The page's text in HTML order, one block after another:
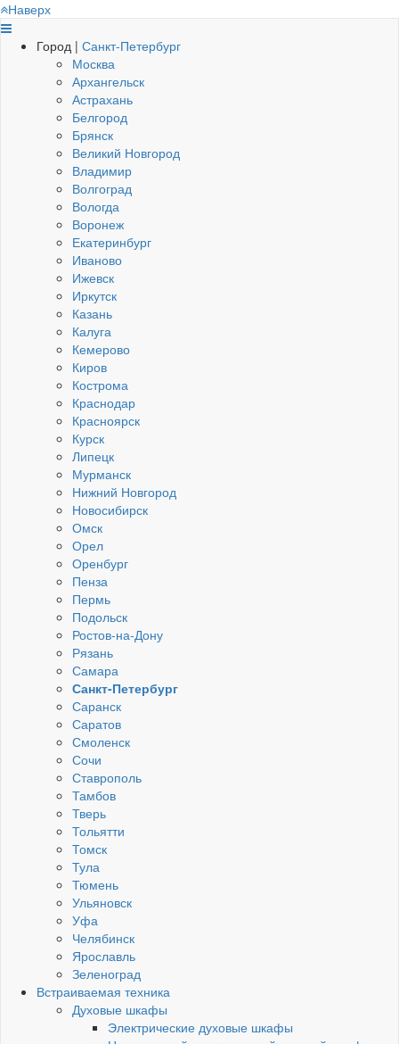
Наверх
Город | Санкт-Петербург
Москва
Архангельск
Астрахань
Белгород
Брянск
Великий Новгород
Владимир
Волгоград
Вологда
Воронеж
Екатеринбург
Иваново
Ижевск
Иркутск
Казань
Калуга
Кемерово
Киров
Кострома
Краснодар
Красноярск
Курск
Липецк
Мурманск
Нижний Новгород
Новосибирск
Омск
Орел
Оренбург
Пенза
Пермь
Подольск
Ростов-на-Дону
Рязань
Самара
Санкт-Петербург
Саранск
Саратов
Смоленск
Сочи
Ставрополь
Тамбов
Тверь
Тольятти
Томск
Тула
Тюмень
Ульяновск
Уфа
Челябинск
Ярославль
Зеленоград
Встраиваемая техника
Духовые шкафы
Электрические духовые шкафы